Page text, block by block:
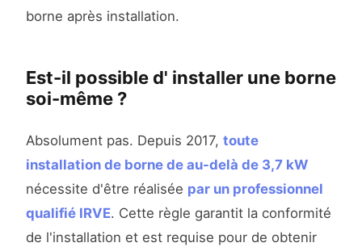
borne après installation.
Est-il possible d' installer une borne
soi-même ?
Absolument pas. Depuis 2017, toute
installation de borne de au-delà de 3,7 kW
nécessite d'être réalisée par un professionnel
qualifié IRVE. Cette règle garantit la conformité
de l'installation et est requise pour de obtenir